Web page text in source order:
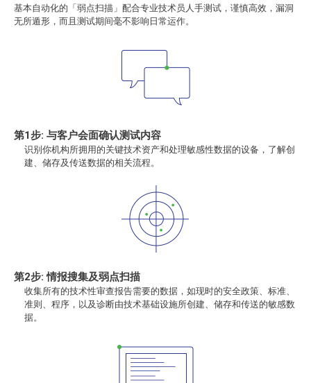
基本自动化的「弱点扫描」配合专业技术员人手测试，谨慎高效，漏洞
无所遁形，而且测试期间毫不影响日常运作。
第1步: 与客户会面确认测试内容
识别你机构所拥用的关键技术资产和处理敏感性数据的设备，了解创
建、储存及传送数据的相关流程。
第2步: 情报搜集及弱点扫描
收集所有的技术性审查报告需要的数据，如现时的安全政策、标准、
准则、程序，以及诊断由技术基础设施所创建、储存和传送的敏感数
据。